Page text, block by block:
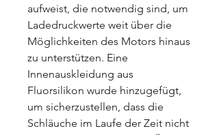
aufweist, die notwendig sind, um
Ladedruckwerte weit über die
Möglichkeiten des Motors hinaus
zu unterstützen. Eine
Innenauskleidung aus
Fluorsilikon wurde hinzugefügt,
um sicherzustellen, dass die
Schläuche im Laufe der Zeit nicht